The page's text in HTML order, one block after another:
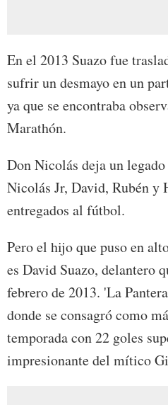
En el 2013 Suazo fue
sufrir un desmayo en un
ya que se encontraba
Marathón.
Don Nicolás deja un
Nicolás Jr, David, Rubén y
entregados al fútbol.
Pero el hijo que puso en
es David Suazo, delantero
febrero de 2013. 'La
donde se consagró como
temporada con 22 goles
impresionante del mítico